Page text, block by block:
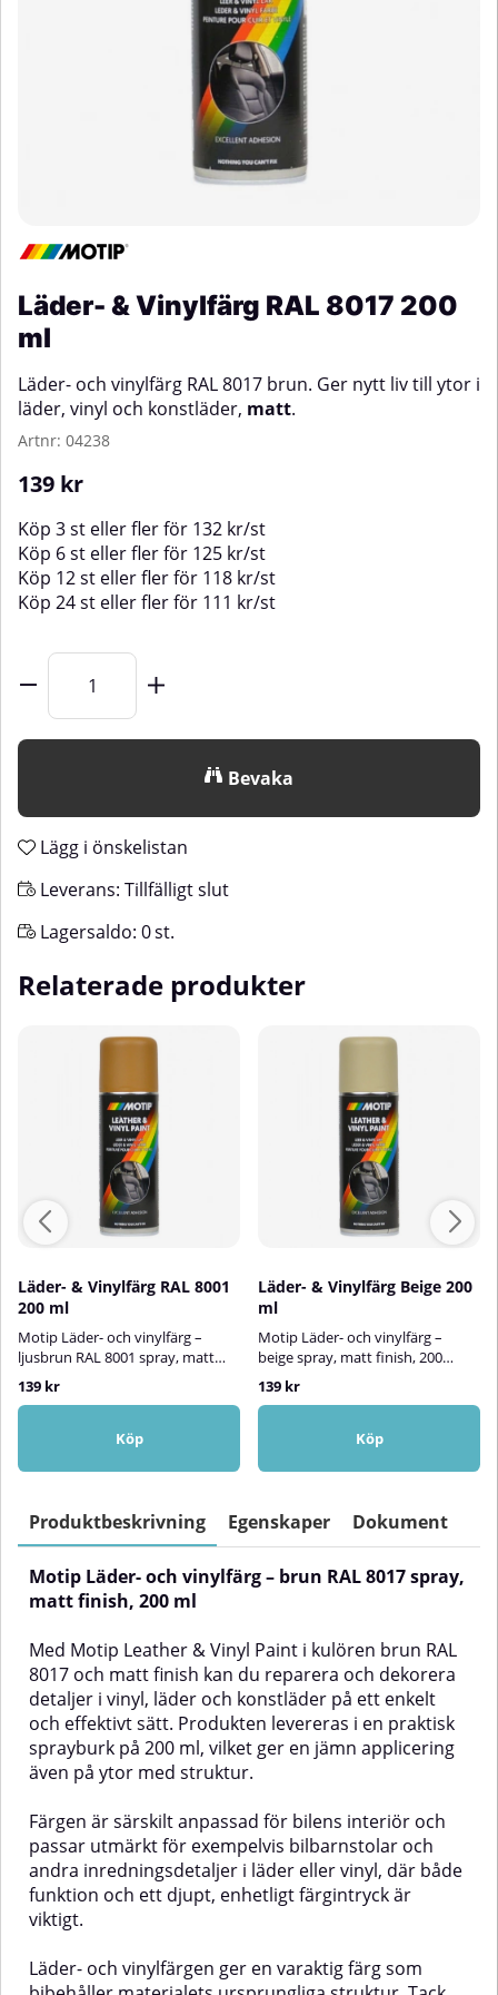
Läder- & Vinylfärg RAL 8017 200
ml
Läder- och vinylfärg RAL 8017 brun. Ger nytt liv till ytor i
läder, vinyl och konstläder, matt.
Artnr: 04238
139 kr
Köp 3 st eller fler för 132 kr/st
Köp 6 st eller fler för 125 kr/st
Köp 12 st eller fler för 118 kr/st
Köp 24 st eller fler för 111 kr/st
Bevaka
Lägg i önskelistan
Leverans: Tillfälligt slut
Lagersaldo: 0st.
Relaterade produkter
Läder- & Vinylfärg RAL 8001
200 ml
Motip Läder- och vinylfärg –
ljusbrun RAL 8001 spray, matt
finish, 200 mlMed Motip Leather
& Vinyl Paint i kulören ljusbrun
RAL 8001 och matt finish kan du
reparera och dekorera detaljer i
enkelt och effektivt sätt.
sprayburk på 200 ml, vilket ger en
jämn applicering även på ytor
anpassad för bilens interiör och
passar utmärkt för exempelvis
inredningsdetaljer i läder eller
vinyl, där både funktion och ett
varmt, enhetligt utseende är
viktigt.Läder- och vinylfärgen ger
en varaktig färg som bibehåller
materialets ursprungliga struktur.
Tack vare sin elastiska
sammansättning följer färgen
ger ett jämnt och hållbart resultat
även på ytor som utsätts för
dagligt slitage.Produkten är
framtagen av Motip, ett
välrenommerat varumärke inom
färg- och lackprodukter för
håller längeElastiskUtmärkt
vidhäftningBibehåller den
139 kr
Köp
Läder- & Vinylfärg Beige 200
ml
Motip Läder- och vinylfärg –
beige spray, matt finish, 200
mlMed Motip Leather & Vinyl
Paint i kulören beige och matt
finish kan du reparera och
dekorera detaljer i vinyl, läder och
effektivt sätt. Produkten
på 200 ml, vilket ger en jämn
applicering även på ytor med
anpassad för bilens interiör och
inredningsdetaljer i läder eller
vinyl, där både funktion och ett
diskret, enhetligt utseende är
viktigt.Läder- och vinylfärgen ger
en varaktig färg som bibehåller
materialets ursprungliga struktur.
Tack vare sin elastiska
ger ett jämnt och hållbart resultat
även på ytor som utsätts för
dagligt slitage.Produkten är
framtagen av Motip, ett
välrenommerat varumärke inom
håller längeElastiskUtmärkt
vidhäftningBibehåller den
139 kr
Köp
Produktbeskrivning Egenskaper Dokument
Motip Läder- och vinylfärg – brun RAL 8017 spray,
matt finish, 200 ml
Med Motip Leather & Vinyl Paint i kulören brun RAL
8017 och matt finish kan du reparera och dekorera
detaljer i vinyl, läder och konstläder på ett enkelt
och effektivt sätt. Produkten levereras i en praktisk
sprayburk på 200 ml, vilket ger en jämn applicering
även på ytor med struktur.
Färgen är särskilt anpassad för bilens interiör och
passar utmärkt för exempelvis bilbarnstolar och
andra inredningsdetaljer i läder eller vinyl, där både
funktion och ett djupt, enhetligt färgintryck är
viktigt.
Läder- och vinylfärgen ger en varaktig färg som